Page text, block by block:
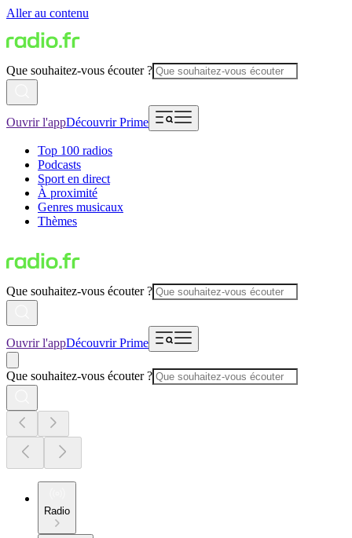
Aller au contenu
Que souhaitez-vous écouter ?
Ouvrir l'appDécouvrir Prime
Top 100 radios
Podcasts
Sport en direct
À proximité
Genres musicaux
Thèmes
Que souhaitez-vous écouter ?
Ouvrir l'appDécouvrir Prime
Que souhaitez-vous écouter ?
Radio